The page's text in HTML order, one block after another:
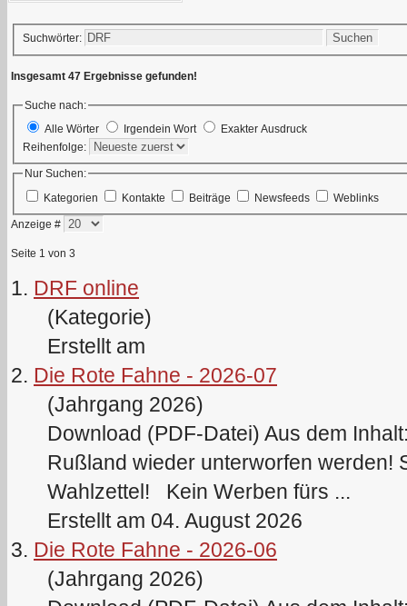
Suchwörter: Suchen
Insgesamt 47 Ergebnisse gefunden!
Suche nach:
Alle Wörter
Irgendein Wort
Exakter Ausdruck
Reihenfolge:
Nur Suchen:
Kategorien
Kontakte Beiträge Newsfeeds Weblinks
Anzeige #
Seite 1 von 3
1. DRF online
(Kategorie)
Erstellt am
2. Die Rote Fahne - 2026-07
(Jahrgang 2026)
Download (PDF-Datei) Aus dem
Rußland wieder unterworfen werden!
Wahlzettel! Kein Werben fürs ...
Erstellt am 04. August 2026
3. Die Rote Fahne - 2026-06
(Jahrgang 2026)